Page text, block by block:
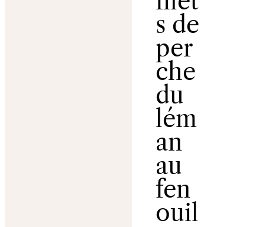
s de
per
che
du
lém
an
au
fen
ouil